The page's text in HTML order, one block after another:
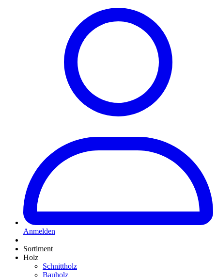
Anmelden
Sortiment
Holz
Schnittholz
Bauholz